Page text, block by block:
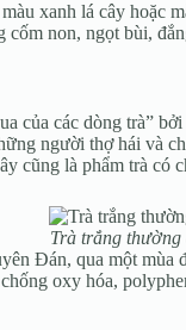
xanh lá cây hoặc
non, ngọt bùi,
của các dòng trà”
người thợ hái và
cũng là phẩm trà có
Trà trắng
Đán, qua một
oxy hóa,